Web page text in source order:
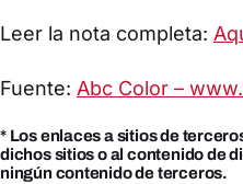
Leer la nota completa:
Fuente: Abc Color –
* Los enlaces a sitios de
dichos sitios o al contenido de
ningún contenido de terceros.